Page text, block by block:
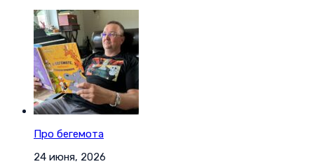
Про бегемота
24 июня, 2026